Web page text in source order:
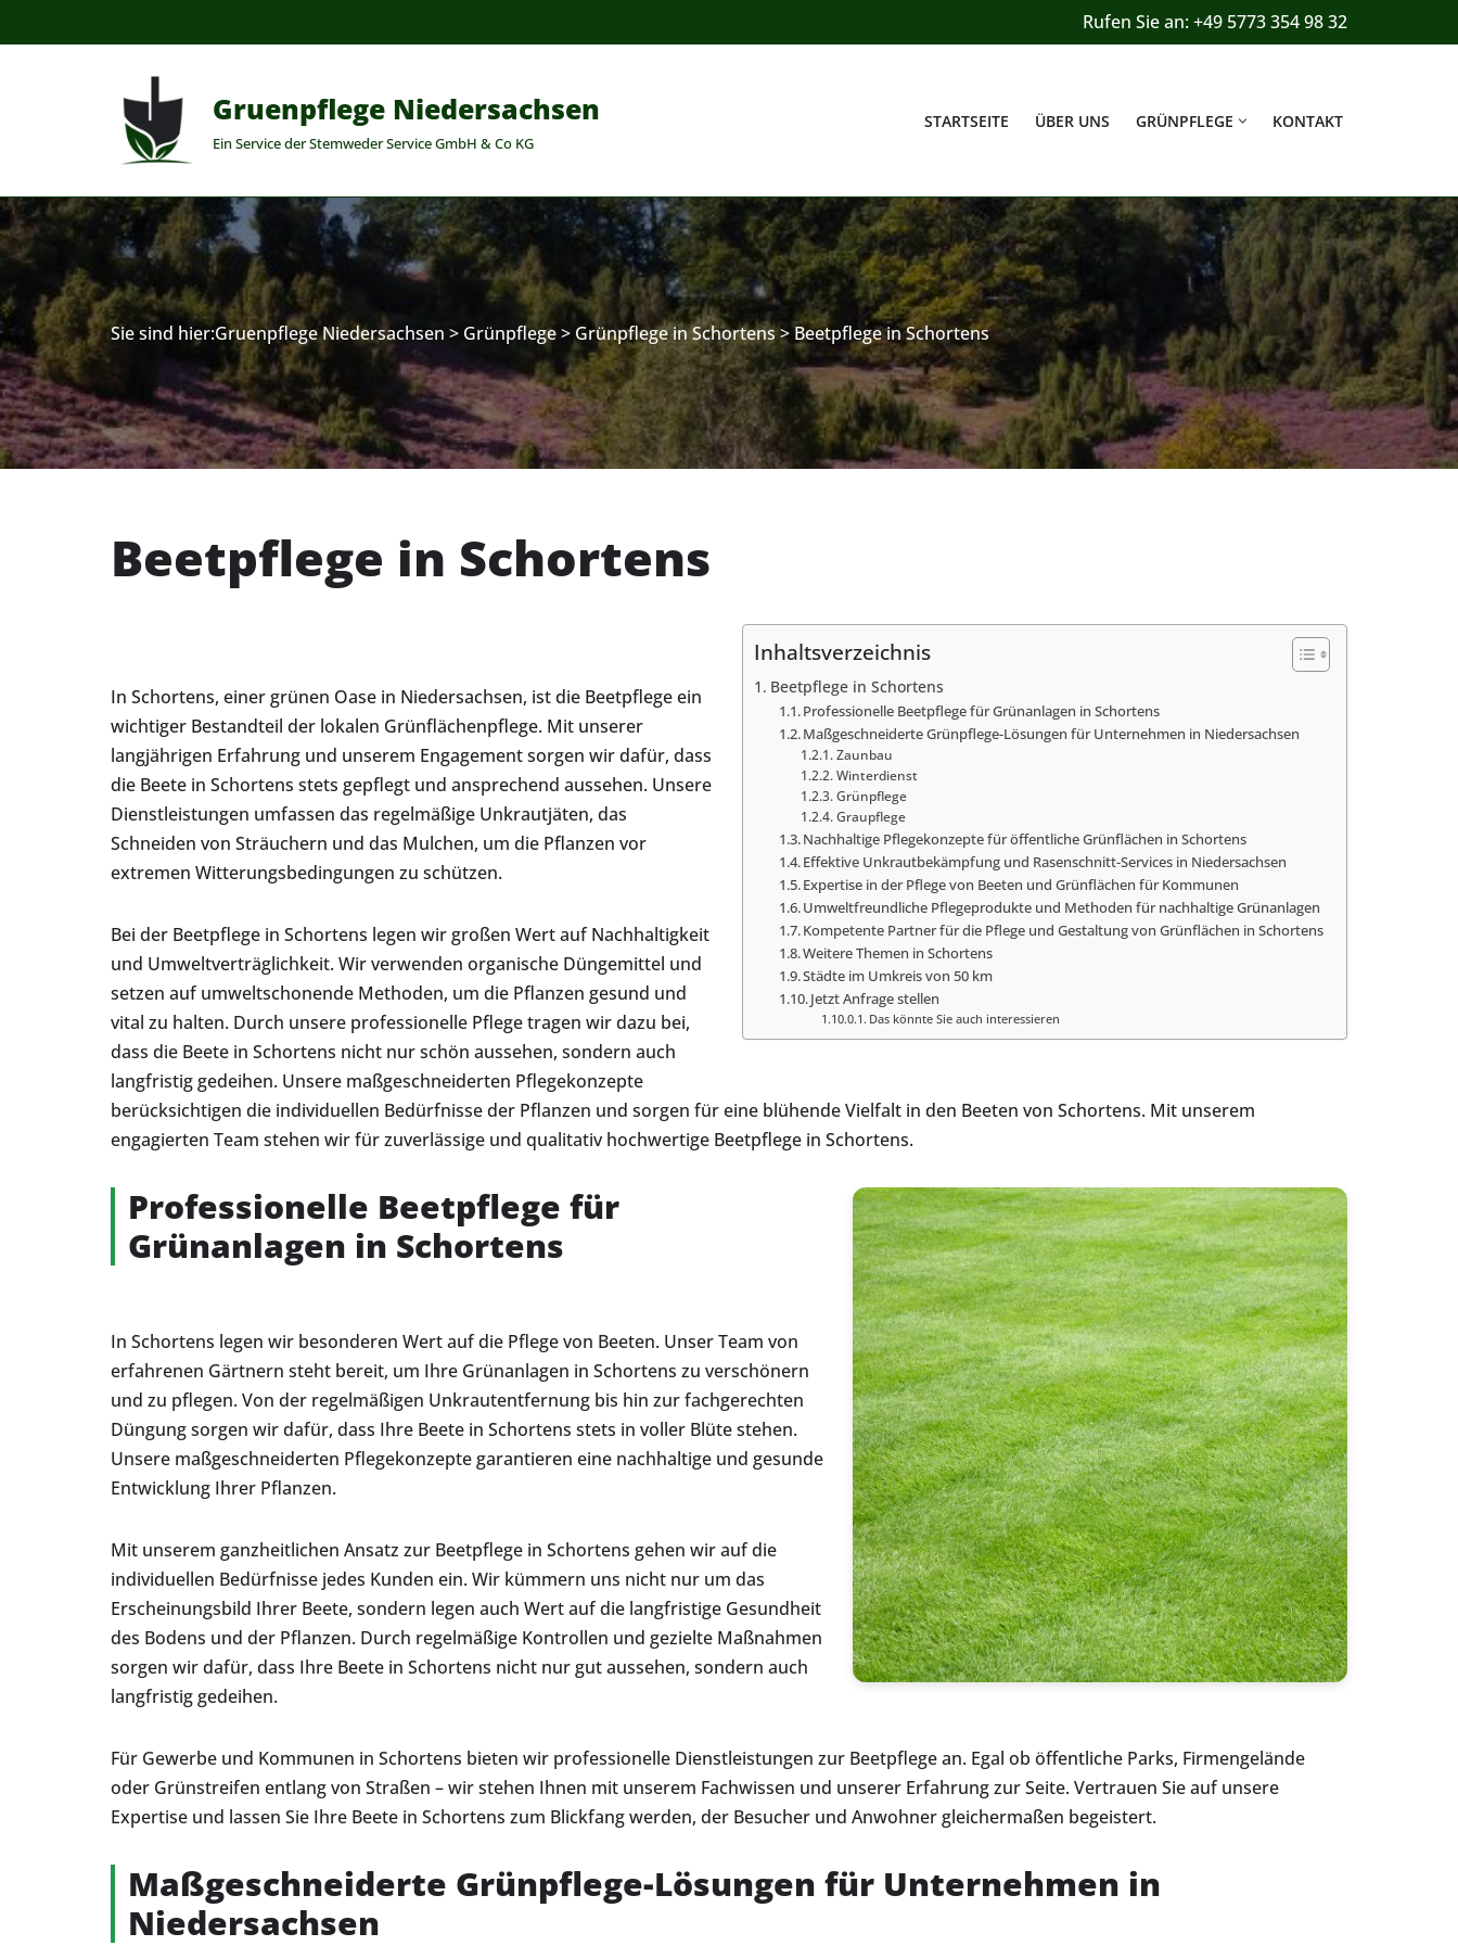
Rufen Sie an: +49 5773 354 98 32
Gruenpflege Niedersachsen
Ein Service der Stemweder Service GmbH & Co KG
STARTSEITE ÜBER UNS GRÜNPFLEGE KONTAKT
Sie sind hier:Gruenpflege Niedersachsen > Grünpflege> Grünpflege in Schortens>Beetpflege in Schortens
Beetpflege in Schortens
Inhaltsverzeichnis
Beetpflege in Schortens
Professionelle Beetpflege für Grünanlagen in Schortens
Maßgeschneiderte Grünpflege-Lösungen für Unternehmen in Niedersachsen
Zaunbau
Winterdienst
Grünpflege
Graupflege
Nachhaltige Pflegekonzepte für öffentliche Grünflächen in Schortens
Effektive Unkrautbekämpfung und Rasenschnitt-Services in Niedersachsen
Expertise in der Pflege von Beeten und Grünflächen für Kommunen
Umweltfreundliche Pflegeprodukte und Methoden für nachhaltige Grünanlagen
Kompetente Partner für die Pflege und Gestaltung von Grünflächen in Schortens
Weitere Themen in Schortens
Städte im Umkreis von 50 km
Jetzt Anfrage stellen
Das könnte Sie auch interessieren
In Schortens, einer grünen Oase in Niedersachsen, ist die Beetpflege ein
wichtiger Bestandteil der lokalen Grünflächenpflege. Mit unserer
langjährigen Erfahrung und unserem Engagement sorgen wir dafür, dass
die Beete in Schortens stets gepflegt und ansprechend aussehen. Unsere
Dienstleistungen umfassen das regelmäßige Unkrautjäten, das
Schneiden von Sträuchern und das Mulchen, um die Pflanzen vor
extremen Witterungsbedingungen zu schützen.
Bei der Beetpflege in Schortens legen wir großen Wert auf Nachhaltigkeit
und Umweltverträglichkeit. Wir verwenden organische Düngemittel und
setzen auf umweltschonende Methoden, um die Pflanzen gesund und
vital zu halten. Durch unsere professionelle Pflege tragen wir dazu bei,
dass die Beete in Schortens nicht nur schön aussehen, sondern auch
langfristig gedeihen. Unsere maßgeschneiderten Pflegekonzepte
berücksichtigen die individuellen Bedürfnisse der Pflanzen und sorgen für eine blühende Vielfalt in den Beeten von Schortens. Mit unserem
engagierten Team stehen wir für zuverlässige und qualitativ hochwertige Beetpflege in Schortens.
Professionelle Beetpflege für
Grünanlagen in Schortens
In Schortens legen wir besonderen Wert auf die Pflege von Beeten. Unser Team von
erfahrenen Gärtnern steht bereit, um Ihre Grünanlagen in Schortens zu verschönern
und zu pflegen. Von der regelmäßigen Unkrautentfernung bis hin zur fachgerechten
Düngung sorgen wir dafür, dass Ihre Beete in Schortens stets in voller Blüte stehen.
Unsere maßgeschneiderten Pflegekonzepte garantieren eine nachhaltige und gesunde
Entwicklung Ihrer Pflanzen.
Mit unserem ganzheitlichen Ansatz zur Beetpflege in Schortens gehen wir auf die
individuellen Bedürfnisse jedes Kunden ein. Wir kümmern uns nicht nur um das
Erscheinungsbild Ihrer Beete, sondern legen auch Wert auf die langfristige Gesundheit
des Bodens und der Pflanzen. Durch regelmäßige Kontrollen und gezielte Maßnahmen
sorgen wir dafür, dass Ihre Beete in Schortens nicht nur gut aussehen, sondern auch
langfristig gedeihen.
Für Gewerbe und Kommunen in Schortens bieten wir professionelle Dienstleistungen zur Beetpflege an. Egal ob öffentliche Parks, Firmengelände
oder Grünstreifen entlang von Straßen – wir stehen Ihnen mit unserem Fachwissen und unserer Erfahrung zur Seite. Vertrauen Sie auf unsere
Expertise und lassen Sie Ihre Beete in Schortens zum Blickfang werden, der Besucher und Anwohner gleichermaßen begeistert.
Maßgeschneiderte Grünpflege-Lösungen für Unternehmen in
Niedersachsen